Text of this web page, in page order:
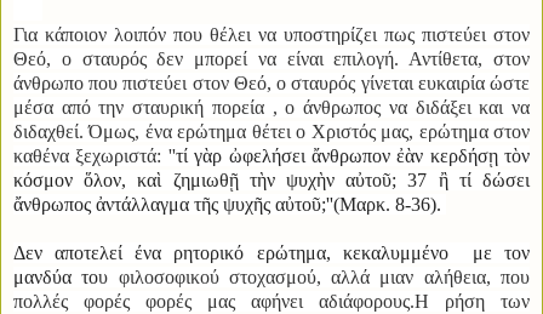
Για κάποιον λοιπόν που θέλει να υποστηρίζει πως πιστεύει στον
Θεό, ο σταυρός δεν μπορεί να είναι επιλογή. Αντίθετα, στον
άνθρωπο που πιστεύει στον Θεό, ο σταυρός γίνεται ευκαιρία ώστε
μέσα από την σταυρική πορεία , ο άνθρωπος να διδάξει και να
διδαχθεί. Όμως, ένα ερώτημα θέτει ο Χριστός μας, ερώτημα στον
καθένα ξεχωριστά: ''τί γὰρ ὠφελήσει ἄνθρωπον ἐὰν κερδήσῃ τὸν
κόσμον ὅλον, καὶ ζημιωθῇ τὴν ψυχὴν αὐτοῦ; 37 ἢ τί δώσει
ἄνθρωπος ἀντάλλαγμα τῆς ψυχῆς αὐτοῦ;''(Μαρκ. 8-36).
Δεν αποτελεί ένα ρητορικό ερώτημα, κεκαλυμμένο
με τον
μανδύα του φιλοσοφικού στοχασμού, αλλά μιαν αλήθεια, που
πολλές φορές φορές μας αφήνει αδιάφορους.Η ρήση των